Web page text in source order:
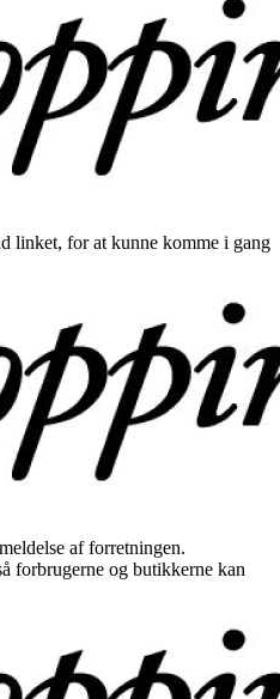
linket, for at kunne komme i gang
af forretningen.
forbrugerne og butikkerne kan